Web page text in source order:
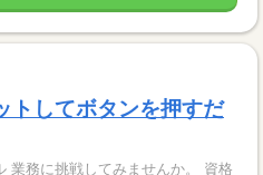
トしてボタンを押すだ
に挑戦してみませんか。 資格